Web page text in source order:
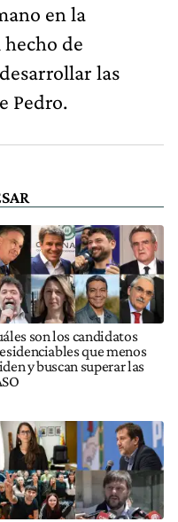
en la
de
las
Pedro.
son los candidatos
que menos
y buscan superar las